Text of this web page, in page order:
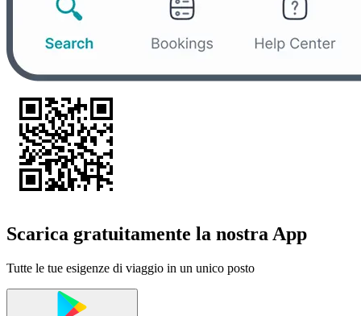
Scarica gratuitamente la nostra App
Tutte le tue esigenze di viaggio in un unico posto